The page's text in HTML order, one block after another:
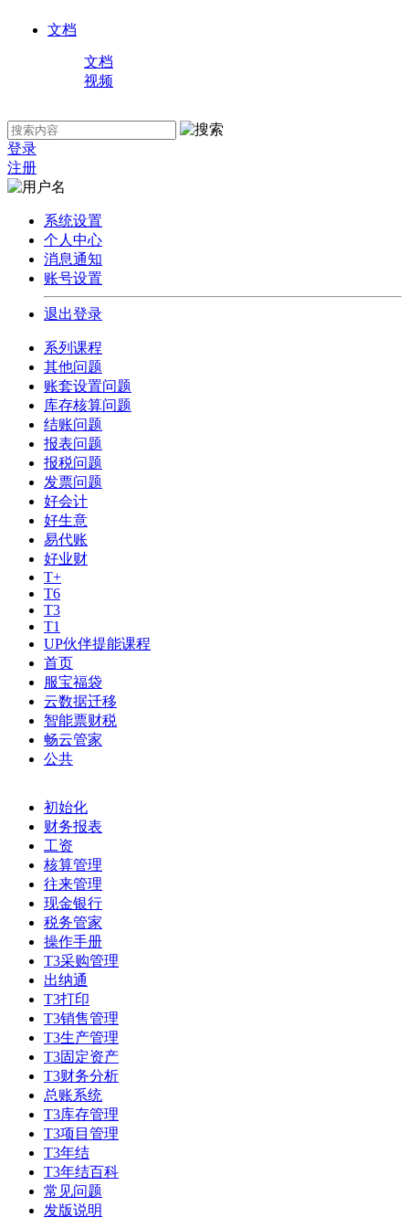
文档
文档
视频
登录
注册
系统设置
个人中心
消息通知
账号设置
退出登录
系列课程
其他问题
账套设置问题
库存核算问题
结账问题
报表问题
报税问题
发票问题
好会计
好生意
易代账
好业财
T+
T6
T3
T1
UP伙伴提能课程
首页
服宝福袋
云数据迁移
智能票财税
畅云管家
公共
初始化
财务报表
工资
核算管理
往来管理
现金银行
税务管家
操作手册
T3采购管理
出纳通
T3打印
T3销售管理
T3生产管理
T3固定资产
T3财务分析
总账系统
T3库存管理
T3项目管理
T3年结
T3年结百科
常见问题
发版说明